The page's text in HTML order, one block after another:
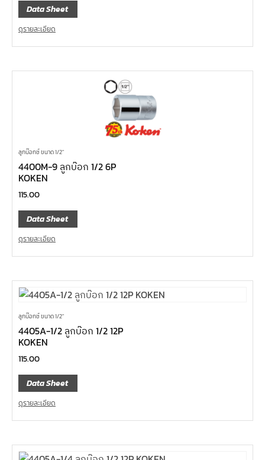
Data Sheet
ดูรายละเอียด
ลูกบ๊อกซ์ ขนาด 1/2"
4400M-9 ลูกบ๊อก 1/2 6P
KOKEN
115.00
Data Sheet
ดูรายละเอียด
ลูกบ๊อกซ์ ขนาด 1/2"
4405A-1/2 ลูกบ๊อก 1/2 12P
KOKEN
115.00
Data Sheet
ดูรายละเอียด